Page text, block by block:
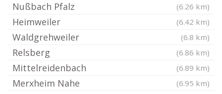
Nußbach Pfalz (6.26 km)
Heimweiler (6.42 km)
Waldgrehweiler (6.8 km)
Relsberg (6.86 km)
Mittelreidenbach (6.89 km)
Merxheim Nahe (6.95 km)